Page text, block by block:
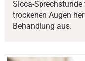
Sicca-Sprechstunde
trockenen Augen
Behandlung aus.